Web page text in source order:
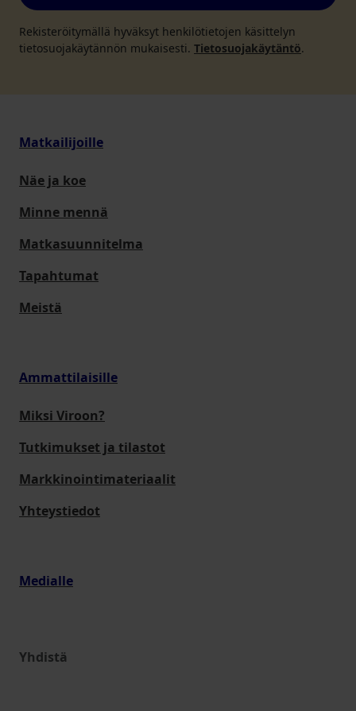
Rekisteröitymällä hyväksyt henkilötietojen käsittelyn
tietosuojakäytännön mukaisesti. Tietosuojakäytäntö.
Matkailijoille
Näe ja koe
Minne mennä
Matkasuunnitelma
Tapahtumat
Meistä
Ammattilaisille
Miksi Viroon?
Tutkimukset ja tilastot
Markkinointimateriaalit
Yhteystiedot
Medialle
Yhdistä